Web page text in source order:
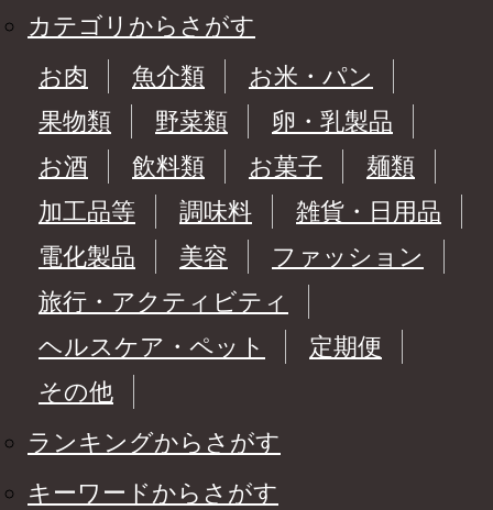
カテゴリからさがす
お肉
魚介類
お米・パン
果物類
野菜類
卵・乳製品
お酒
飲料類 お菓子
麺類
加工品等
調味料
雑貨・日用品
電化製品
美容
ファッション
旅行・アクティビティ
ヘルスケア・ペット
定期便
その他
ランキングからさがす
キーワードからさがす